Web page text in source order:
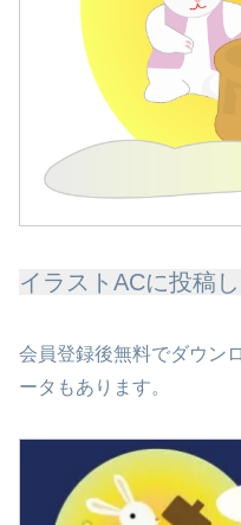
イラストACに投稿
会員登録後無料でダウン
ータもあります。